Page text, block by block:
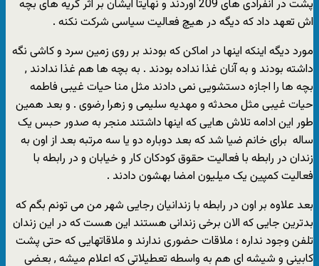
پشت در انفرادی های 209 آوردند و نهایتا ایشان بر اثر گریه های بچه
اش تعهد داد که دیگه در هیچ فعالیت سیاسی شرکت نکنه .
مورد دیگه اینکه اینها در اماکن که بودند بر روی زمین سرد و کاشی نگه
داشته بودند و به آنان غذا نداده بودند . به بچه ها هم غذا ندادند ,
بچه ها را اجازه دستشویی نمی دادند مثل منا حیات غیبی فاطمه
حیات غیبی مثل محدثه و مهدیه سلیمی و زهرا رضوی . و بعد همین
طور این ادامه تلاش هایی که اینها داشتند منجر به صدور حبس یک
ساله برای خانم ضیا شد که بعد دوباره دو یا سه مرتبه بعد از اون به
زندان در رابطه با فعالیت حقوق کودکان کار و خیابان و در رابطه با
فعالیت کمپین یک میلیون امضا بهشون دادند .
بعد علاوه بر اون در رابطه با زندانیان رجایی شهر من می تونم بگم که
بدترین جایی که الان برخی زندانی هستند این هست که در این زندان
تلفن وجود نداره ؛ ملاقات حضوری ندارند و ملاقاتهایی که حتی پشت
کابینی و شیشه ای هم به واسطه تعطیلاتی که اعلام میشه , بعضی